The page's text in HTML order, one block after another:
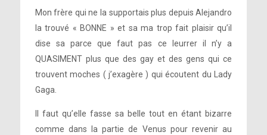
Mon frère qui ne la supportais plus depuis Alejandro
la trouvé « BONNE » et sa ma trop fait plaisir qu’il
dise sa parce que faut pas ce leurrer il n’y a
QUASIMENT plus que des gay et des gens qui ce
trouvent moches ( j’exagère ) qui écoutent du Lady
Gaga.
Il faut qu’elle fasse sa belle tout en étant bizarre
comme dans la partie de Venus pour revenir au